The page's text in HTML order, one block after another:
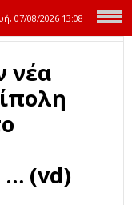
07/08/2026 13:08
νέα
… (vd)